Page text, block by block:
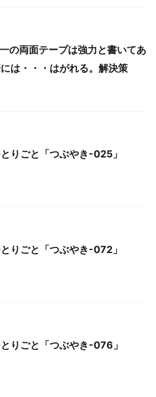
の両面テープは強力と書いてあ
は・・・はがれる。解決策
りごと「つぶやき-025」
りごと「つぶやき-072」
りごと「つぶやき-076」